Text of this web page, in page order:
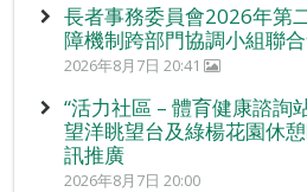
長者事務委員會2026年第
障機制跨部門協調小組聯
2026年8月7日 20:41
“活力社區 – 體育健康諮詢
望洋眺望台及綠楊花園休
訊推廣
2026年8月7日 20:00